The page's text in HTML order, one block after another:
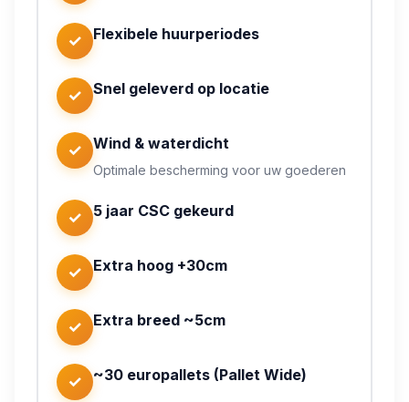
✓ Flexibele huurperiodes
✓ Snel geleverd op locatie
✓ Wind & waterdicht
Optimale bescherming voor uw goederen
✓ 5 jaar CSC gekeurd
✓ Extra hoog +30cm
✓ Extra breed ~5cm
✓ ~30 europallets (Pallet Wide)